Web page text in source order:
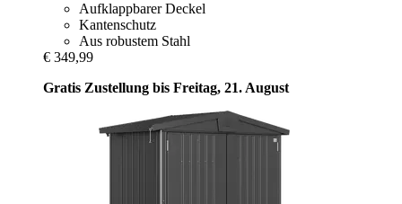
Aufklappbarer Deckel
Kantenschutz
Aus robustem Stahl
€ 349,99
Gratis Zustellung bis Freitag, 21. August